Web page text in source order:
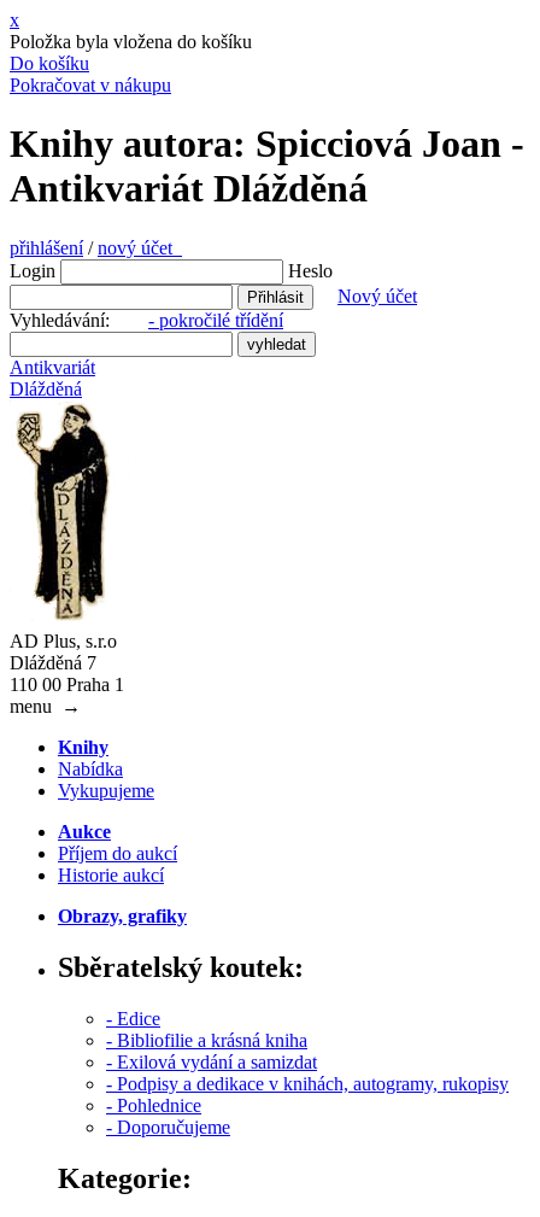
x
Položka byla vložena do košíku
Do košíku
Pokračovat v nákupu
Knihy autora: Spicciová Joan -
Antikvariát Dlážděná
přihlášení/nový účet
Login
Heslo
Nový účet
Vyhledávání: - pokročilé třídění
Antikvariát
Dlážděná
AD Plus, s.r.o
Dlážděná 7
110 00 Praha 1
menu
→
Knihy
Nabídka
Vykupujeme
Aukce
Příjem do aukcí
Historie aukcí
Obrazy, grafiky
Sběratelský koutek:
- Edice
- Bibliofilie a krásná kniha
- Exilová vydání a samizdat
- Podpisy a dedikace v knihách, autogramy, rukopisy
- Pohlednice
- Doporučujeme
Kategorie: